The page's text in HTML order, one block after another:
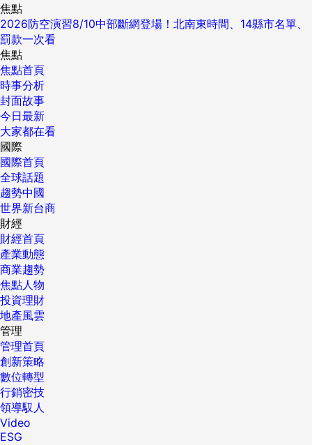
焦點
2026防空演習8/10中部斷網登場！北南東時間、14縣市名單、
罰款一次看
焦點
焦點首頁
時事分析
封面故事
今日最新
大家都在看
國際
國際首頁
全球話題
趨勢中國
世界新台商
財經
財經首頁
產業動態
商業趨勢
焦點人物
投資理財
地產風雲
管理
管理首頁
創新策略
數位轉型
行銷密技
領導馭人
Video
ESG